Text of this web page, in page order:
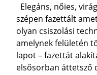
Elegáns, nőies,
szépen fazettált
olyan csiszolási
amelynek felületén
lapot – fazettát
elsősorban áttetsző